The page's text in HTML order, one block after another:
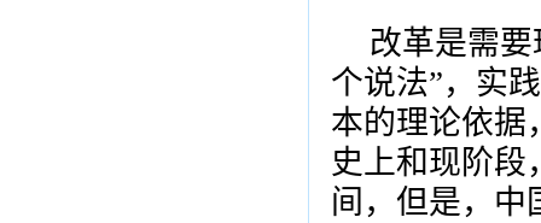
改革是需
个说法”，实
本的理论依据
史上和现阶段
间，但是，中